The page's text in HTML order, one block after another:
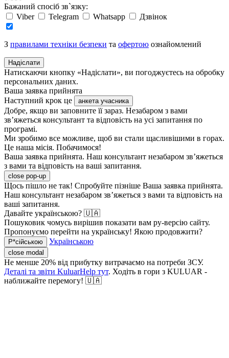
Бажаний спосіб зв`язку:
Viber
Telegram Whatsapp Дзвінок
З правилами техніки безпеки та офертою ознайомлений
Надіслати
Натискаючи кнопку «Надіслати», ви погоджуєтесь на обробку
персональних даних.
Ваша заявка прийнята
Наступний крок це
анкета учасника
Добре, якщо ви заповните її зараз. Незабаром з вами
зв’яжеться консультант та відповість на усі запитання по
програмі.
Ми зробимо все можливе, щоб ви стали щасливішими в горах.
Це наша місія. Побачимося!
Ваша заявка прийнята. Наш консультант незабаром зв’яжеться
з вами та відповість на ваші запитання.
close pop-up
Щось пішло не так! Спробуйте пізніше Ваша заявка прийнята.
Наш консультант незабаром зв’яжеться з вами та відповість на
ваші запитання.
Давайте українською? 🇺🇦
Пошуковик чомусь вирішив показати вам ру-версію сайту.
Пропонуємо перейти на українську! Якою продовжити?
Р*сійською Українською
close modal
Не менше 20% від прибутку витрачаємо на потреби ЗСУ.
Деталі та звіти KuluarHelp тут. Ходіть в гори з KULUAR -
наближайте перемогу! 🇺🇦